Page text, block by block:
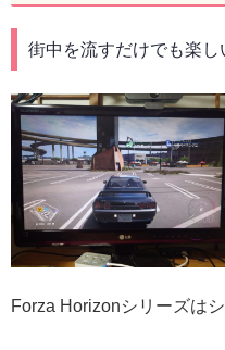
街中を流すだけでも楽し
Forza Horizonシリーズは